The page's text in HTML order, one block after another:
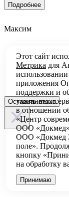
Подробнее
Максим
Оставить отзыв
Этот сайт
Метрика для
приложения
поддержки и
указанных
в отношении
«Центр
ООО
ООО «Докмед
поле».
кнопку
на обработку
Принимаю